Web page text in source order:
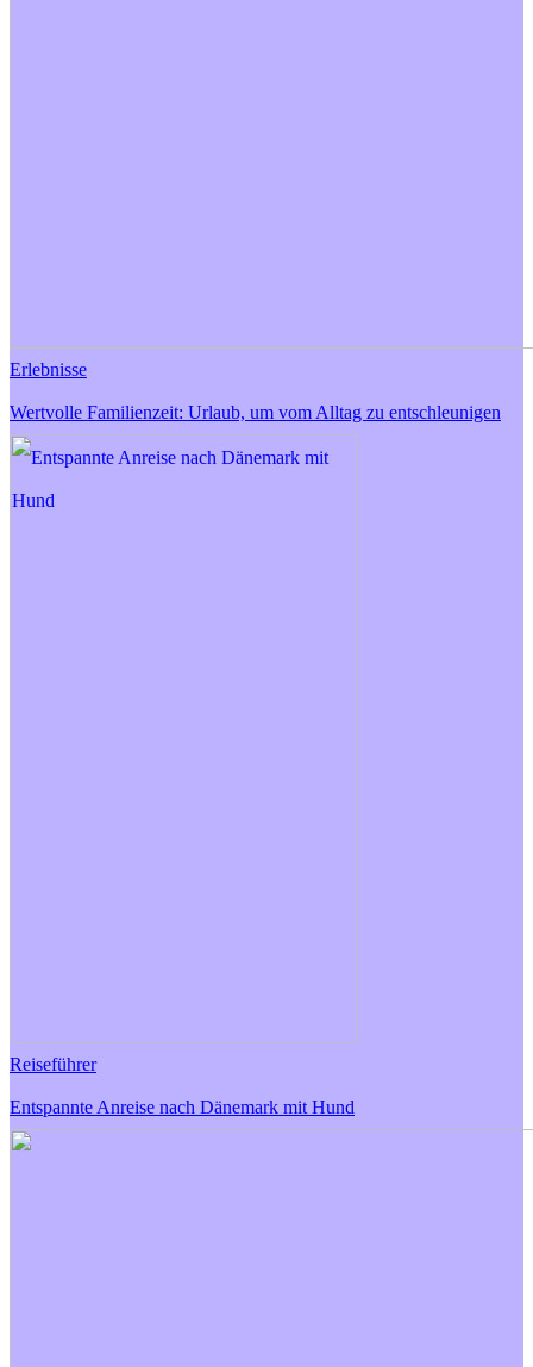
Erlebnisse
Wertvolle Familienzeit: Urlaub, um vom Alltag zu entschleunigen
Reiseführer
Entspannte Anreise nach Dänemark mit Hund